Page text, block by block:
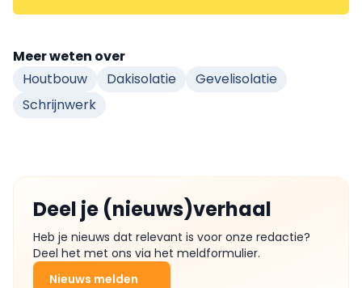
Meer weten over
Houtbouw
Dakisolatie
Gevelisolatie
Schrijnwerk
Deel je (nieuws)verhaal
Heb je nieuws dat relevant is voor onze redactie?
Deel het met ons via het meldformulier.
Nieuws melden